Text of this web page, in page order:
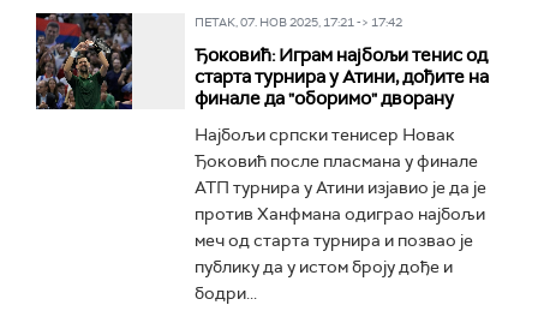
ПЕТАК, 07. НОВ 2025, 17:21 -> 17:42
Ђоковић: Играм најбољи тенис од
старта турнира у Атини, дођите на
финале да "оборимо" дворану
Најбољи српски тенисер Новак
Ђоковић после пласмана у финале
АТП турнира у Атини изјавио је да је
против Ханфмана одиграо најбољи
меч од старта турнира и позвао је
публику да у истом броју дође и
бодри...